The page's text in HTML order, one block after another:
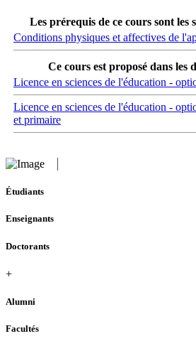
Les prérequis de ce cours sont les
Conditions physiques et affectives de
Ce cours est proposé dans les
Licence en sciences de l'éducation -
Licence en sciences de l'éducation -
et primaire
Étudiants
Enseignants
Doctorants
+
Alumni
Facultés